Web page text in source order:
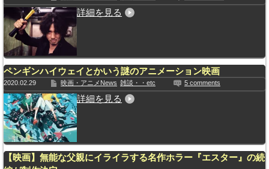
詳細を見る
ペンギンハイウェイとかいう謎のアニメーション映画
2020.02.29 映画・アニメNews 雑談・・etc 5 comments
詳細を見る
【映画】無能な父親にイライラする名作ホラー『エスター』の続